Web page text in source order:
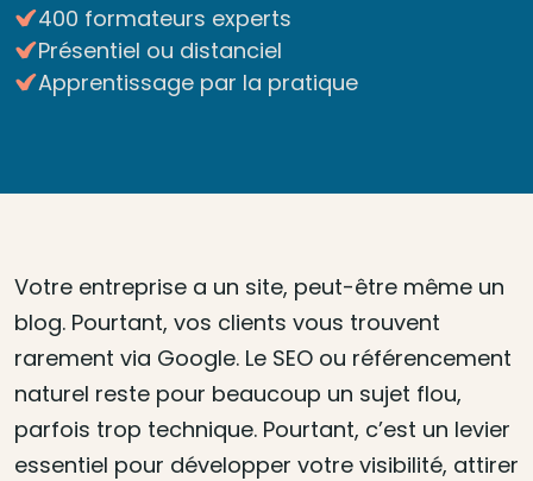
400 formateurs experts
Présentiel ou distanciel
Apprentissage par la pratique
Votre entreprise a un site, peut-être même un
blog. Pourtant, vos clients vous trouvent
rarement via Google. Le SEO ou référencement
naturel reste pour beaucoup un sujet flou,
parfois trop technique. Pourtant, c’est un levier
essentiel pour développer votre visibilité, attirer